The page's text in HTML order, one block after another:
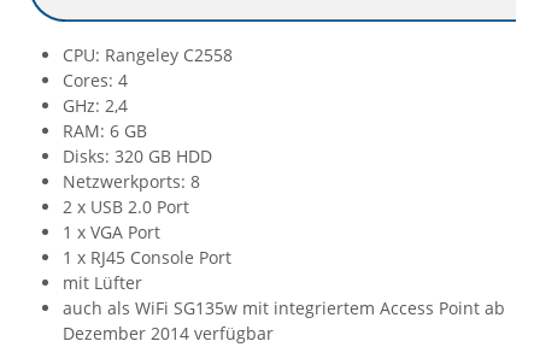
CPU: Rangeley C2558
Cores: 4
GHz: 2,4
RAM: 6 GB
Disks: 320 GB HDD
Netzwerkports: 8
2 x USB 2.0 Port
1 x VGA Port
1 x RJ45 Console Port
mit Lüfter
auch als WiFi SG135w mit integriertem Access Point ab
Dezember 2014 verfügbar